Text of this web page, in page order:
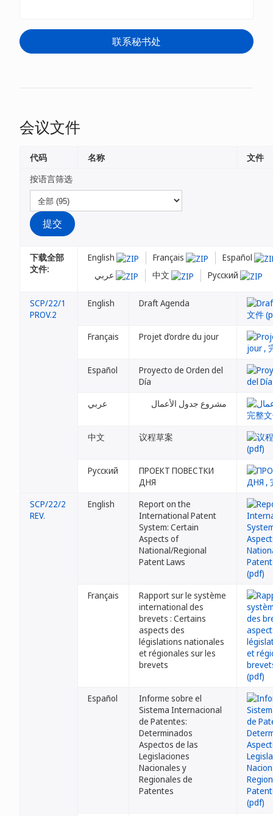
联系秘书处
会议文件
按语言筛选
下载全部
文件:
English Français
Español
中文 Русский
代码 名称 文件
SCP/22/1
PROV.2
English Draft Agenda
Français Projet d’ordre du jour
Español
Proyecto de Orden del
Día
عربي
مشروع جدول الأعمال
中文 议程草案
Русский
ПРОЕКТ ПОВЕСТКИ
ДНЯ
SCP/22/2
REV.
English
Report on the
International Patent
System: Certain
Aspects of
National/Regional
Patent Laws
Français
Rapport sur le système
international des
brevets : Certains
aspects des
législations nationales
et régionales sur les
brevets
Español
Informe sobre el
Sistema Internacional
de Patentes:
Determinados
Aspectos de las
Legislaciones
Nacionales y
Regionales de
Patentes